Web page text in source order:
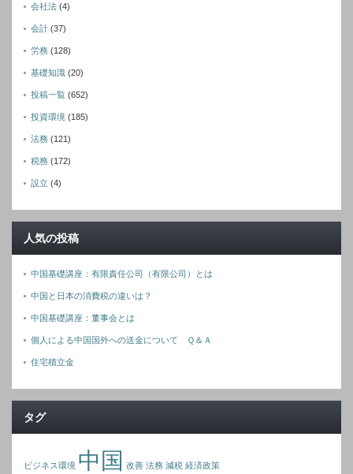
会社法 (4)
会計 (37)
労務 (128)
基礎知識 (20)
投稿一覧 (652)
投資環境 (185)
法務 (121)
税務 (172)
設立 (4)
人気の投稿
中国基礎講座：有限責任公司（有限公司）とは
中国と日本の消費税の違いは？
中国基礎講座：董事会とは
個人による中国国外への送金について Ｑ＆Ａ
住宅積立金
タグ
ビジネス環境 中国 改善 法務 減税 経済政策